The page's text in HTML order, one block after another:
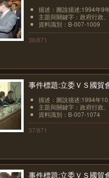
描述：圖說描述:1994年9
主題與關鍵字：政府行政
資料識別：B-007-1009
36/871
事件標題:立委ＶＳ國貿
描述：圖說描述:1994年
主題與關鍵字：政府行政
資料識別：B-007-1074
37/871
事件標題:立委ＶＳ國貿